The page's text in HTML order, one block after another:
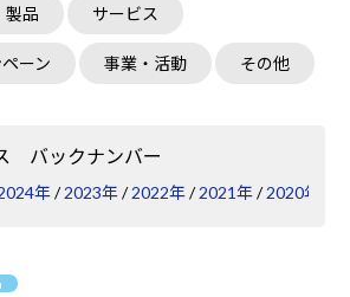
製品 サービス
ーン 事業・活動 その他
バックナンバー
年/2023年/2022年/2021年/2020年